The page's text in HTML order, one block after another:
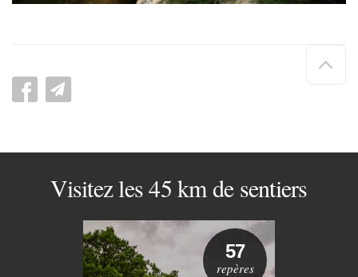
de
Visitez les 45 km de sentiers
57
repères